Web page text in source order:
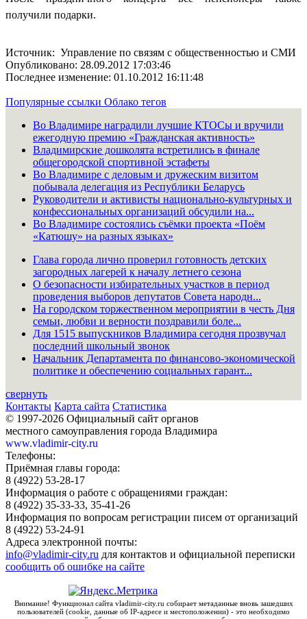
получили подарки.
Источник: Управление по связям с общественностью и СМИ
Опубликовано: 28.09.2012 17:03:46
Последнее изменение: 01.10.2012 16:11:48
Популярные ссылки Облако тегов
Во Владимире наградили лучшие КТОСы и вручили
ежегодную премию «Гражданская активность»
Владимирские дошколята встретились в финале
общегородской спортивной эстафеты
Во Владимире с деловым и дружеским визитом
побывала делегация из Республики Беларусь
Руководители и активисты национально-культурных и
конфессиональных организаций обсудили на...
Во Владимире состоялись съёмки проекта «Поём
«Катюшу» на разных языках»
Глава города лично проверил готовность детских
загородных лагерей к началу летнего сезона
О безопасности избирательных участков в период
проведения выборов депутатов Совета народн...
На городском торжественном мероприятии в честь Дня
семьи, любви и верности поздравили боле...
Для 1515 выпускников Владимира сегодня прозвучал
последний школьный звонок
Начальник Департамента по финансово-экономической
политике и обеспечению социальных гарант...
свернуть
Контакты Карта сайта Статистика
© 1997-2026 Официальный сайт органов
местного самоуправления города Владимира
www.vladimir-city.ru
Телефоны:
Приёмная главы города:
8 (4922) 53-28-17
Информация о работе с обращениями граждан:
8 (4922) 35-33-33, 35-41-26
Информация по вопросам регистрации писем от организаций
8 (4922) 53-24-91
Адреса электронной почты:
info@vladimir-city.ru для контактов и официальной переписки
сообщить об ошибке на сайте
Внимание! Функционал сайта vladimir-city.ru собирает метаданные вновь зашедших
пользователей (cookie, данные об IP-адресе и местоположении) - это необходимо